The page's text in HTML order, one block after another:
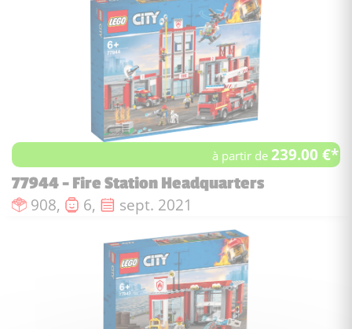
à partir de239.00 €*
77944 - Fire Station Headquarters
Nombre de pièces :
908, Nombre de figurines :
6, Date de sortie :
sept. 2021